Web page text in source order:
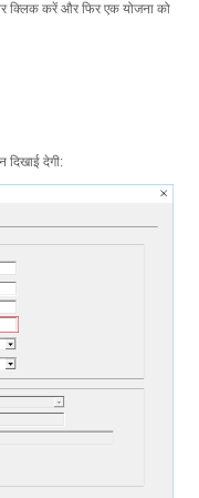
पर क्लिक करें और फिर एक योजना को
देगी: